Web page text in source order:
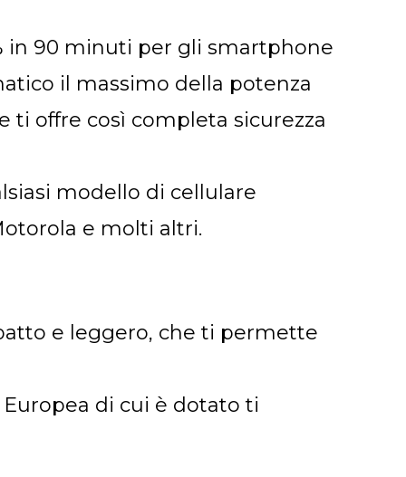
in 90 minuti per gli smartphone
il massimo della potenza
ti offre così completa sicurezza
modello di cellulare
e molti altri.
e leggero, che ti permette
di cui è dotato ti